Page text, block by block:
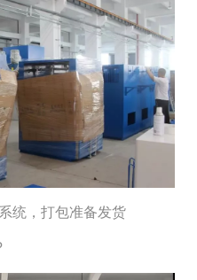
统，打包准备发货